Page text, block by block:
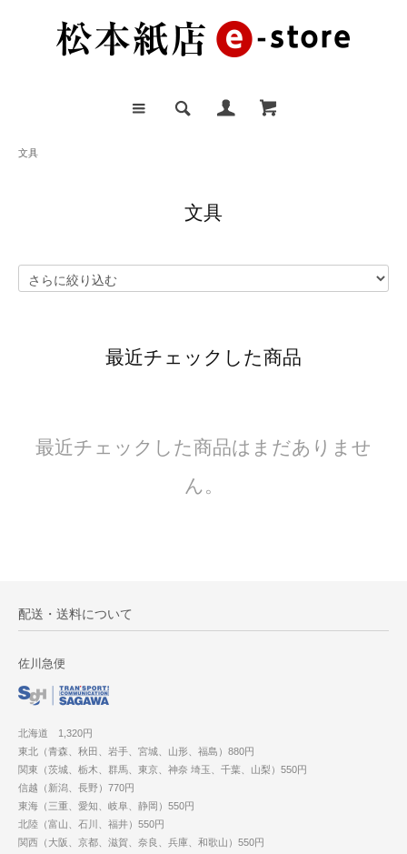
文具
文具
最近チェックした商品
最近チェックした商品はまだありませ
ん。
配送・送料について
佐川急便
北海道 1,320円
東北（青森、秋田、岩手、宮城、山形、福島）880円
関東（茨城、栃木、群馬、東京、神奈 埼玉、千葉、山梨）550円
信越（新潟、長野）770円
東海（三重、愛知、岐阜、静岡）550円
北陸（富山、石川、福井）550円
関西（大阪、京都、滋賀、奈良、兵庫、和歌山）550円